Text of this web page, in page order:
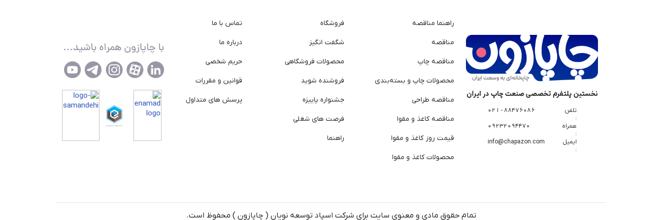
نخستین پلتفرم تخصصی صنعت چاپ در ایران
تلفن
:
88476086 - 021
همراه
:
09232094470
ایمیل
:
info@chapazon.com
راهنما مناقصه
مناقصه
مناقصه چاپ
محصولات چاپ و بسته‌بندی
مناقصه طراحی
مناقصه کاغذ و مقوا
قیمت روز کاغذ و مقوا
محصولات کاغذ و مقوا
فروشگاه
شگفت انگیز
محصولات فروشگاهی
فروشنده شوید
جشنواره پاییزه
فرصت های شغلی
راهنما
تماس با ما
درباره ما
حریم شخصی
قوانین و مقررات
پرسش های متداول
تمام حقوق مادی و معنوی سایت برای شرکت اسپاد توسعه نویان ( چاپازون ) محفوظ است.